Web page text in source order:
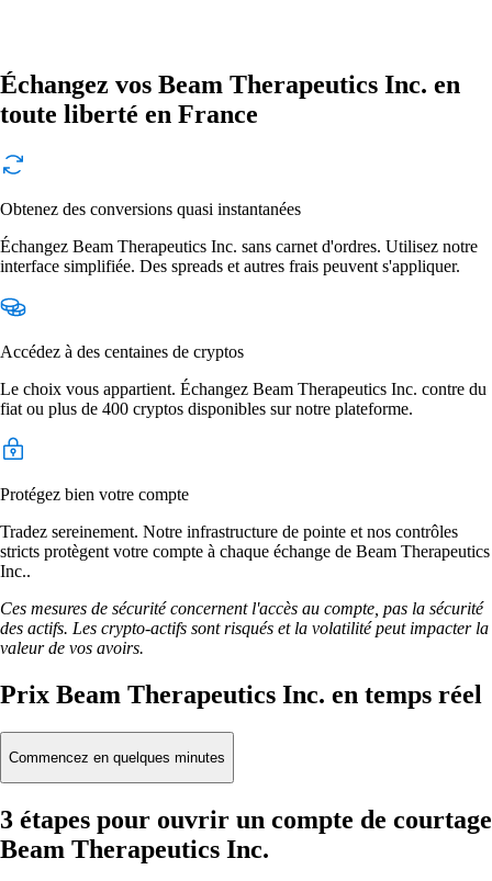
Échangez vos Beam Therapeutics Inc. en
toute liberté en France
Obtenez des conversions quasi instantanées
Échangez Beam Therapeutics Inc. sans carnet d'ordres. Utilisez notre
interface simplifiée. Des spreads et autres frais peuvent s'appliquer.
Accédez à des centaines de cryptos
Le choix vous appartient. Échangez Beam Therapeutics Inc. contre du
fiat ou plus de 400 cryptos disponibles sur notre plateforme.
Protégez bien votre compte
Tradez sereinement. Notre infrastructure de pointe et nos contrôles
stricts protègent votre compte à chaque échange de Beam Therapeutics
Inc..
Ces mesures de sécurité concernent l'accès au compte, pas la sécurité
des actifs. Les crypto-actifs sont risqués et la volatilité peut impacter la
valeur de vos avoirs.
Prix Beam Therapeutics Inc. en temps réel
Commencez en quelques minutes
3 étapes pour ouvrir un compte de courtage
Beam Therapeutics Inc.